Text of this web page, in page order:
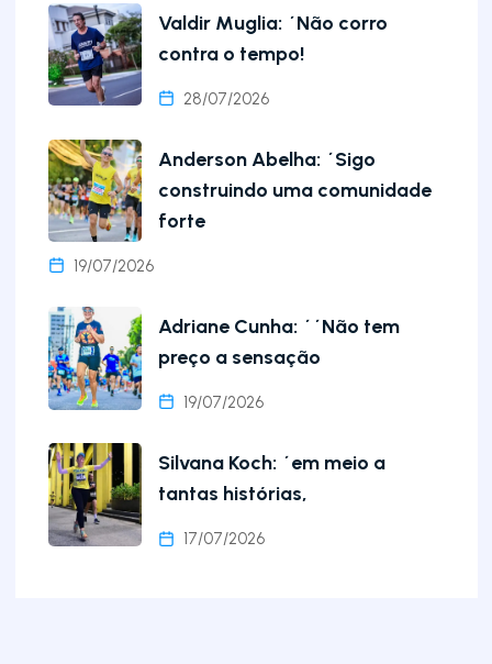
Valdir Muglia: ´Não corro
contra o tempo!
28/07/2026
Anderson Abelha: ´Sigo
construindo uma comunidade
forte
19/07/2026
Adriane Cunha: ´´Não tem
preço a sensação
19/07/2026
Silvana Koch: ´em meio a
tantas histórias,
17/07/2026